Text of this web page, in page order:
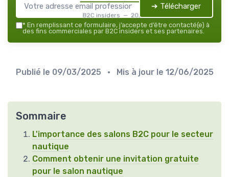
B2C insiders — 2026
➔ Télécharger
* En remplissant ce formulaire, j’accepte d’être contacté(e) à
des fins commerciales par B2C insiders et ses partenaires.
Publié le 09/03/2025 • Mis à jour le 12/06/2025
Sommaire
L'importance des salons B2C pour le secteur
nautique
Comment obtenir une invitation gratuite
pour le salon nautique